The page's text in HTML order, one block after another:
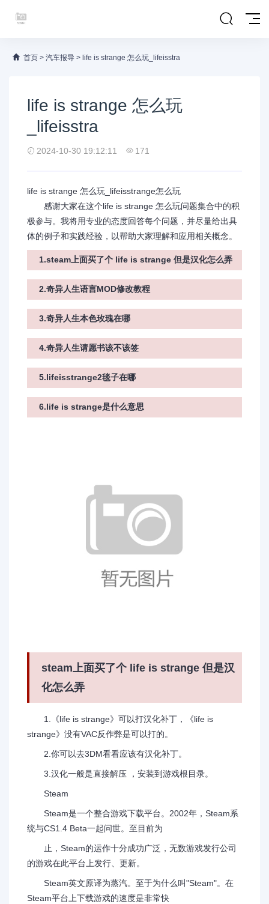
首页 > 汽车报导 > life is strange 怎么玩_lifeisstra
life is strange 怎么玩
_lifeisstra
2024-10-30 19:12:11 171
life is strange 怎么玩_lifeisstrange怎么玩
感谢大家在这个life is strange 怎么玩问题集合中的积
极参与。我将用专业的态度回答每个问题，并尽量给出具
体的例子和实践经验，以帮助大家理解和应用相关概念。
1.steam上面买了个 life is strange 但是汉化怎么弄
2.奇异人生语言MOD修改教程
3.奇异人生本色玫瑰在哪
4.奇异人生请愿书该不该签
5.lifeisstrange2毯子在哪
6.life is strange是什么意思
steam上面买了个 life is strange 但是汉
化怎么弄
1.《life is strange》可以打汉化补丁，《life is
strange》没有VAC反作弊是可以打的。
2.你可以去3DM看看应该有汉化补丁。
3.汉化一般是直接解压 ，安装到游戏根目录。
Steam
Steam是一个整合游戏下载平台。2002年，Steam系
统与CS1.4 Beta一起问世。至目前为
止，Steam的运作十分成功广泛，无数游戏发行公司
的游戏在此平台上发行、更新。
Steam英文原译为蒸汽。至于为什么叫"Steam"。在
Steam平台上下载游戏的速度是非常快